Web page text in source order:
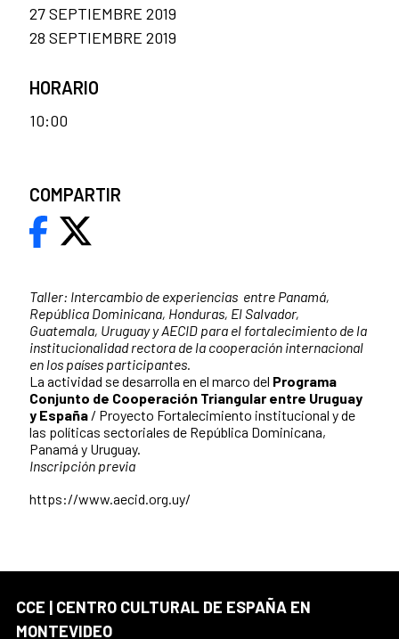
Taller: Intercambio de experiencias entre Panamá,
República Dominicana, Honduras, El Salvador,
Guatemala, Uruguay y AECID para el fortalecimiento de la
institucionalidad rectora de la cooperación internacional
en los países participantes.
La actividad se desarrolla en el marco del Programa
Conjunto de Cooperación Triangular entre Uruguay
y España / Proyecto Fortalecimiento institucional y de
las políticas sectoriales de República Dominicana,
Panamá y Uruguay.
Inscripción previa
https://www.aecid.org.uy/
27 SEPTIEMBRE 2019
28 SEPTIEMBRE 2019
HORARIO
10:00
COMPARTIR
CCE | CENTRO CULTURAL DE ESPAÑA EN
MONTEVIDEO